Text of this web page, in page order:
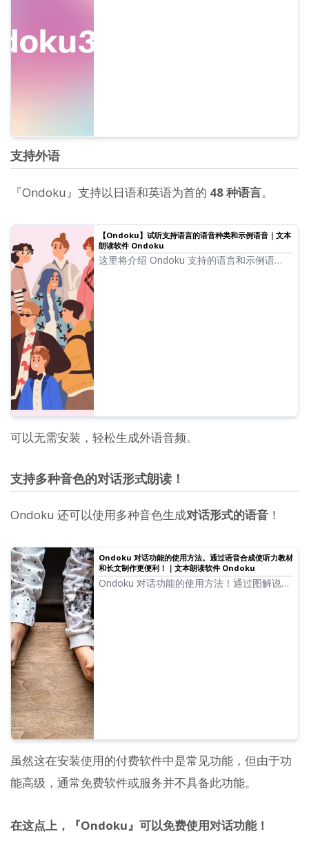
支持外语
『Ondoku』支持以日语和英语为首的 48 种语言。
【Ondoku】试听支持语言的语音种类和示例语音｜文本
朗读软件 Ondoku
这里将介绍 Ondoku 支持的语言和示例语
可以无需安装，轻松生成外语音频。
支持多种音色的对话形式朗读！
Ondoku 还可以使用多种音色生成对话形式的语音 ！
Ondoku 对话功能的使用方法。通过语音合成使听力教材
和长文制作更便利！｜文本朗读软件 Ondoku
Ondoku 对话功能的使用方法！通过图解说明
虽然这在安装使用的付费软件中是常见功能，但由于功
能高级，通常免费软件或服务并不具备此功能。
在这点上，『Ondoku』可以免费使用对话功能！